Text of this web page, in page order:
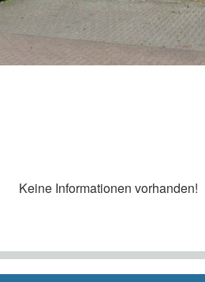
Keine Informationen vorhanden!